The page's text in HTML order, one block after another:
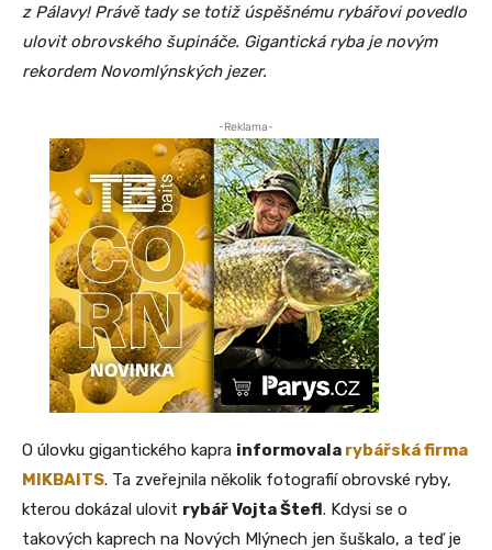
z Pálavy! Právě tady se totiž úspěšnému rybářovi povedlo
ulovit obrovského šupináče. Gigantická ryba je novým
rekordem Novomlýnských jezer.
-Reklama-
O úlovku gigantického kapra informovala rybářská firma
MIKBAITS. Ta zveřejnila několik fotografií obrovské ryby,
kterou dokázal ulovit rybář Vojta Štefl. Kdysi se o
takových kaprech na Nových Mlýnech jen šuškalo, a teď je